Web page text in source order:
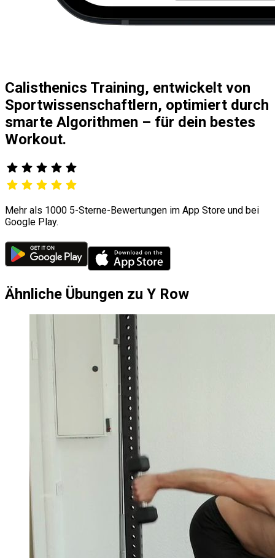
Calisthenics Training, entwickelt von
Sportwissenschaftlern, optimiert durch
smarte Algorithmen – für dein bestes
Workout.
Mehr als 1000 5-Sterne-Bewertungen im App Store und bei
Google Play.
Ähnliche Übungen zu Y Row